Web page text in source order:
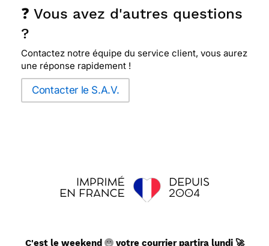
❓ Vous avez d'autres questions
?
Contactez notre équipe du service client, vous aurez
une réponse rapidement !
Contacter le S.A.V.
C'est le weekend votre courrier partira lundi 🚀